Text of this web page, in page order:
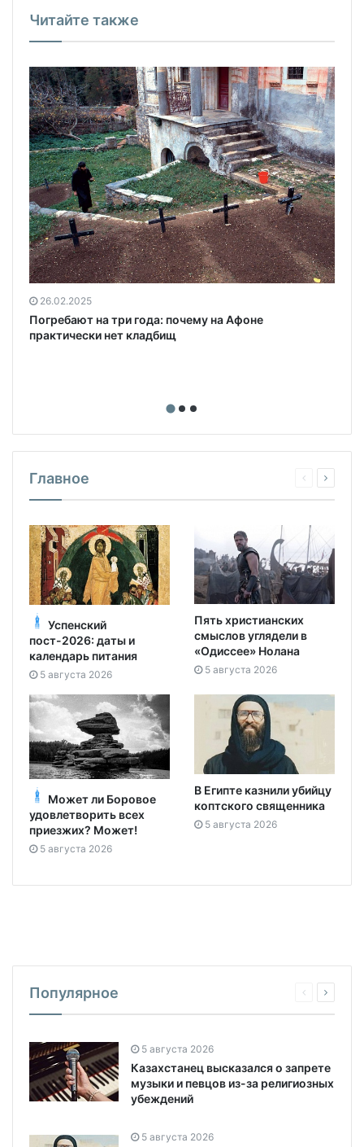
Читайте также
26.02.2025
Погребают на три года: почему на Афоне
практически нет кладбищ
Главное
Успенский
пост-2026: даты и
календарь питания
5 августа 2026
Пять христианских
смыслов углядели в
«Одиссее» Нолана
5 августа 2026
Может ли Боровое
удовлетворить всех
приезжих? Может!
5 августа 2026
В Египте казнили убийцу
коптского священника
5 августа 2026
Популярное
5 августа 2026
Казахстанец высказался о запрете
музыки и певцов из-за религиозных
убеждений
5 августа 2026